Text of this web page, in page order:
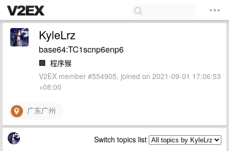
KyleLrz
base64:TC1scnp6enp6
🏢 程序猴
V2EX member #554905, joined on 2021-09-01 17:06:53
+08:00
广东广州
Switch topics list